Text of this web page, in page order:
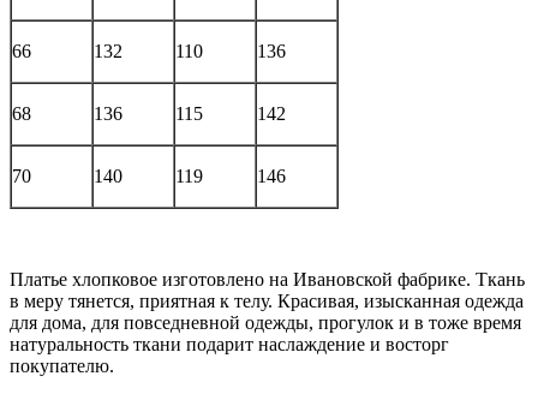
66 132 110 136
68 136 115 142
70 140 119 146
Платье хлопковое изготовлено на Ивановской фабрике. Ткань
в меру тянется, приятная к телу. Красивая, изысканная одежда
для дома, для повседневной одежды, прогулок и в тоже время
натуральность ткани подарит наслаждение и восторг
покупателю.